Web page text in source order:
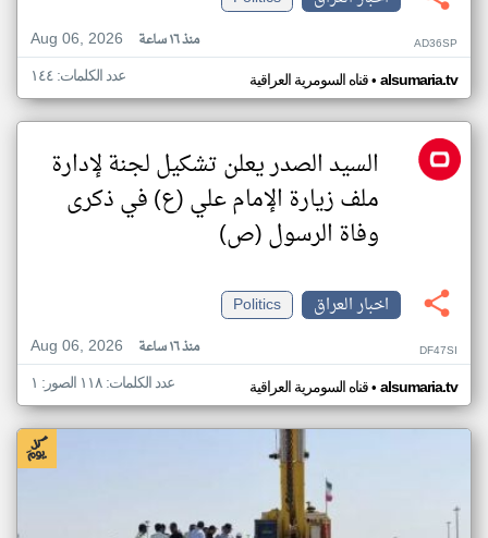
Aug 06, 2026
منذ ١٦ ساعة AD36SP
قناه السومرية العراقية• alsumaria.tv عدد الكلمات: ١٤٤
السيد الصدر يعلن تشكيل لجنة لإدارة
ملف زيارة الإمام علي (ع) في ذكرى
وفاة الرسول (ص)
اخبار العراق
Politics
Aug 06, 2026
منذ ١٦ ساعة DF47SI
قناه السومرية العراقية• alsumaria.tv عدد الكلمات: ١١٨ الصور: ١